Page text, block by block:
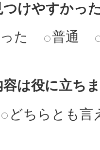
けやすかっ
た
普通
は役に立ち
どちらとも言